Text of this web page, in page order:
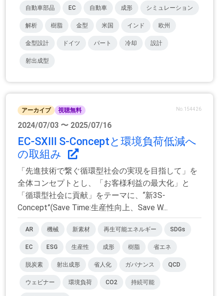
自動車部品 EC 自動車 成形 シミュレーション
解析 樹脂 金型 米国 インド 欧州
金型設計 ドイツ パート 冷却 設計
射出成型
アーカイブ 視聴無料 No.154426
2024/07/03 〜 2025/07/16
EC-SXⅢ S-Conceptと環境負荷低減へ
の取組み
「先進技術で繋ぐ循環型社会の実現を目指して」を
全体コンセプトとし、「お客様利益の最大化」と
「循環型社会に貢献」をテーマに、“新3S-
Concept”(Save Time:生産性向上、Save W...
AR 機械 新素材 再生可能エネルギー SDGs
EC ESG 生産性 成形 樹脂 省エネ
脱炭素 射出成形 省人化 ガバナンス QCD
ウェビナー 環境負荷 CO2 持続可能